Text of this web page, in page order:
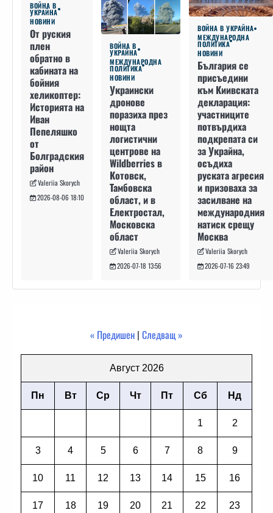
ВОЙНА В
УКРАЙНА
НОВИНИ
От руския
плен
обратно в
кабината на
бойния
хеликоптер:
Историята на
Иван
Пепеляшко
от
Болградския
район
Valeriia Skorych
2026-08-06 18:10
ВОЙНА В
УКРАЙНА
МЕЖДУНАРОДНА
ПОЛИТИКА
НОВИНИ
Украински
дронове
поразиха през
нощта
логистични
центрове на
Wildberries в
Котовск,
Тамбовска
област, и в
Електростал,
Московска
област
Valeriia Skorych
2026-07-18 13:56
ВОЙНА В УКРАЙНА
МЕЖДУНАРОДНА
ПОЛИТИКА
НОВИНИ
България се
присъедини
към Киивската
декларация:
участниците
потвърдиха
подкрепата си
за Украйна,
осъдиха
руската агресия
и призоваха за
засилване на
международния
натиск срещу
Москва
Valeriia Skorych
2026-07-16 23:49
« Предишен | Следващ »
Август 2026
Пн Вт Ср Чт Пт Сб Нд
1 2
3 4 5 6 7 8 9
10 11 12 13 14 15 16
17 18 19 20 21 22 23